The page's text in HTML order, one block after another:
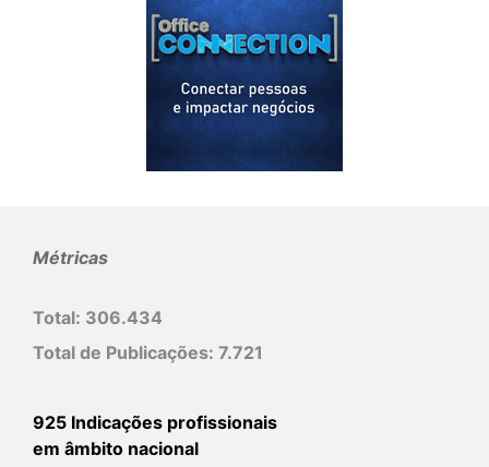
Métricas
Total: 306.434
Total de Publicações: 7.721
925 Indicações profissionais
em âmbito nacional